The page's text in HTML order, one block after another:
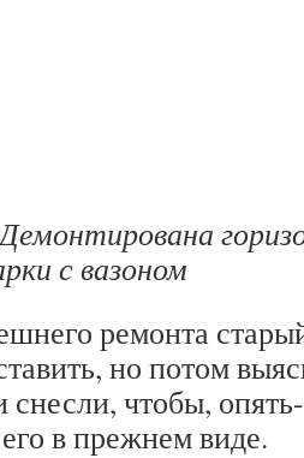
с вазоном
ремонта
но потом
снесли, чтобы,
в прежнем виде.